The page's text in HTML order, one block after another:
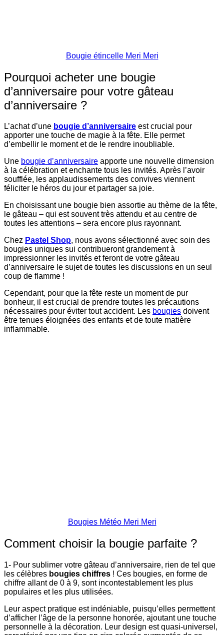
Bougie étincelle Meri Meri
Pourquoi acheter une bougie
d’anniversaire pour votre gâteau
d’anniversaire ?
L’achat d’une bougie d’anniversaire est crucial pour
apporter une touche de magie à la fête. Elle permet
d’embellir le moment et de le rendre inoubliable.
Une bougie d’anniversaire apporte une nouvelle dimension
à la célébration et enchante tous les invités. Après l’avoir
soufflée, les applaudissements des convives viennent
féliciter le héros du jour et partager sa joie.
En choisissant une bougie bien assortie au thème de la fête,
le gâteau – qui est souvent très attendu et au centre de
toutes les attentions – sera encore plus rayonnant.
Chez Pastel Shop, nous avons sélectionné avec soin des
bougies uniques sui contribueront grandement à
impressionner les invités et feront de votre gâteau
d’anniversaire le sujet de toutes les discussions en un seul
coup de flamme !
Cependant, pour que la fête reste un moment de pur
bonheur, il est crucial de prendre toutes les précautions
nécessaires pour éviter tout accident. Les bougies doivent
être tenues éloignées des enfants et de toute matière
inflammable.
Bougies Météo Meri Meri
Comment choisir la bougie parfaite ?
1- Pour sublimer votre gâteau d’anniversaire, rien de tel que
les célèbres bougies chiffres ! Ces bougies, en forme de
chiffre allant de 0 à 9, sont incontestablement les plus
populaires et les plus utilisées.
Leur aspect pratique est indéniable, puisqu’elles permettent
d’afficher l’âge de la personne honorée, ajoutant une touche
personnelle à la décoration. Leur design est quasi-universel,